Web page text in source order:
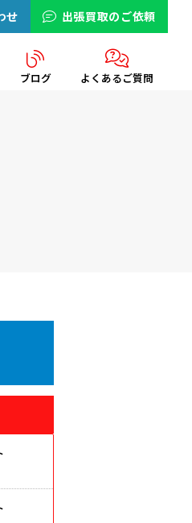
せ 出張買取のご依頼
ブログ よくあるご質問